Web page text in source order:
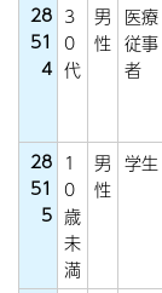
28
51
4
3
0
代
男
性
医療
従事
者
28
51
5
1
0
歳
未
満
男
性
学生